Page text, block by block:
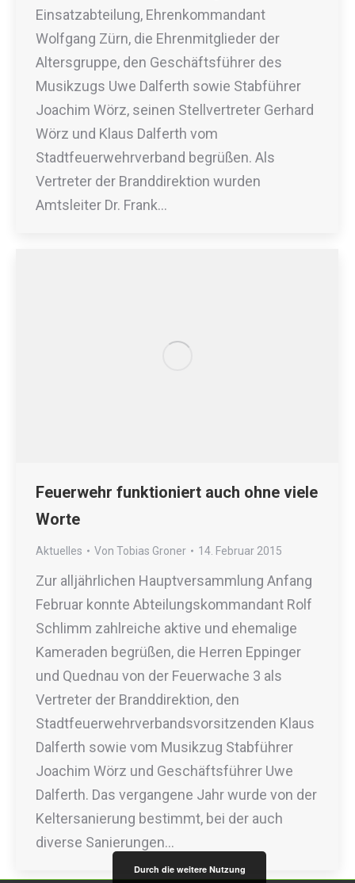
Einsatzabteilung, Ehrenkommandant
Wolfgang Zürn, die Ehrenmitglieder der
Altersgruppe, den Geschäftsführer des
Musikzugs Uwe Dalferth sowie Stabführer
Joachim Wörz, seinen Stellvertreter Gerhard
Wörz und Klaus Dalferth vom
Stadtfeuerwehrverband begrüßen. Als
Vertreter der Branddirektion wurden
Amtsleiter Dr. Frank…
Feuerwehr funktioniert auch ohne viele
Worte
Aktuelles Von Tobias Groner 14. Februar 2015
Zur alljährlichen Hauptversammlung Anfang
Februar konnte Abteilungskommandant Rolf
Schlimm zahlreiche aktive und ehemalige
Kameraden begrüßen, die Herren Eppinger
und Quednau von der Feuerwache 3 als
Vertreter der Branddirektion, den
Stadtfeuerwehrverbandsvorsitzenden Klaus
Dalferth sowie vom Musikzug Stabführer
Joachim Wörz und Geschäftsführer Uwe
Dalferth. Das vergangene Jahr wurde von der
Keltersanierung bestimmt, bei der auch
diverse Sanierungen…
Durch die weitere Nutzung